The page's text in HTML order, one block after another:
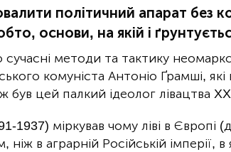
політичний апарат без
основи, на якій і
методи та тактику
комуніста Антоніо Ґрамші,
був цей палкий ідеолог лівацтва
1937) міркував чому ліві в Європі
в аграрній Російській імперії, в